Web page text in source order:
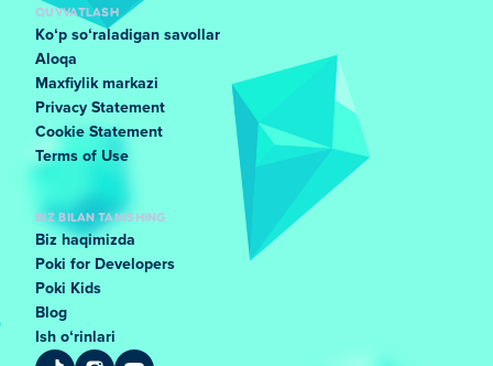
QUVVATLASH
Koʻp soʻraladigan savollar
Aloqa
Maxfiylik markazi
Privacy Statement
Cookie Statement
Terms of Use
BIZ BILAN TANISHING
Biz haqimizda
Poki for Developers
Poki Kids
Blog
Ish oʻrinlari